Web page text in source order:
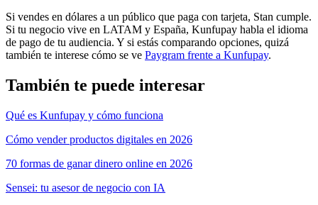
Si vendes en dólares a un público que paga con tarjeta, Stan cumple.
Si tu negocio vive en LATAM y España, Kunfupay habla el idioma
de pago de tu audiencia. Y si estás comparando opciones, quizá
también te interese cómo se ve Paygram frente a Kunfupay.
También te puede interesar
Qué es Kunfupay y cómo funciona
Cómo vender productos digitales en 2026
70 formas de ganar dinero online en 2026
Sensei: tu asesor de negocio con IA